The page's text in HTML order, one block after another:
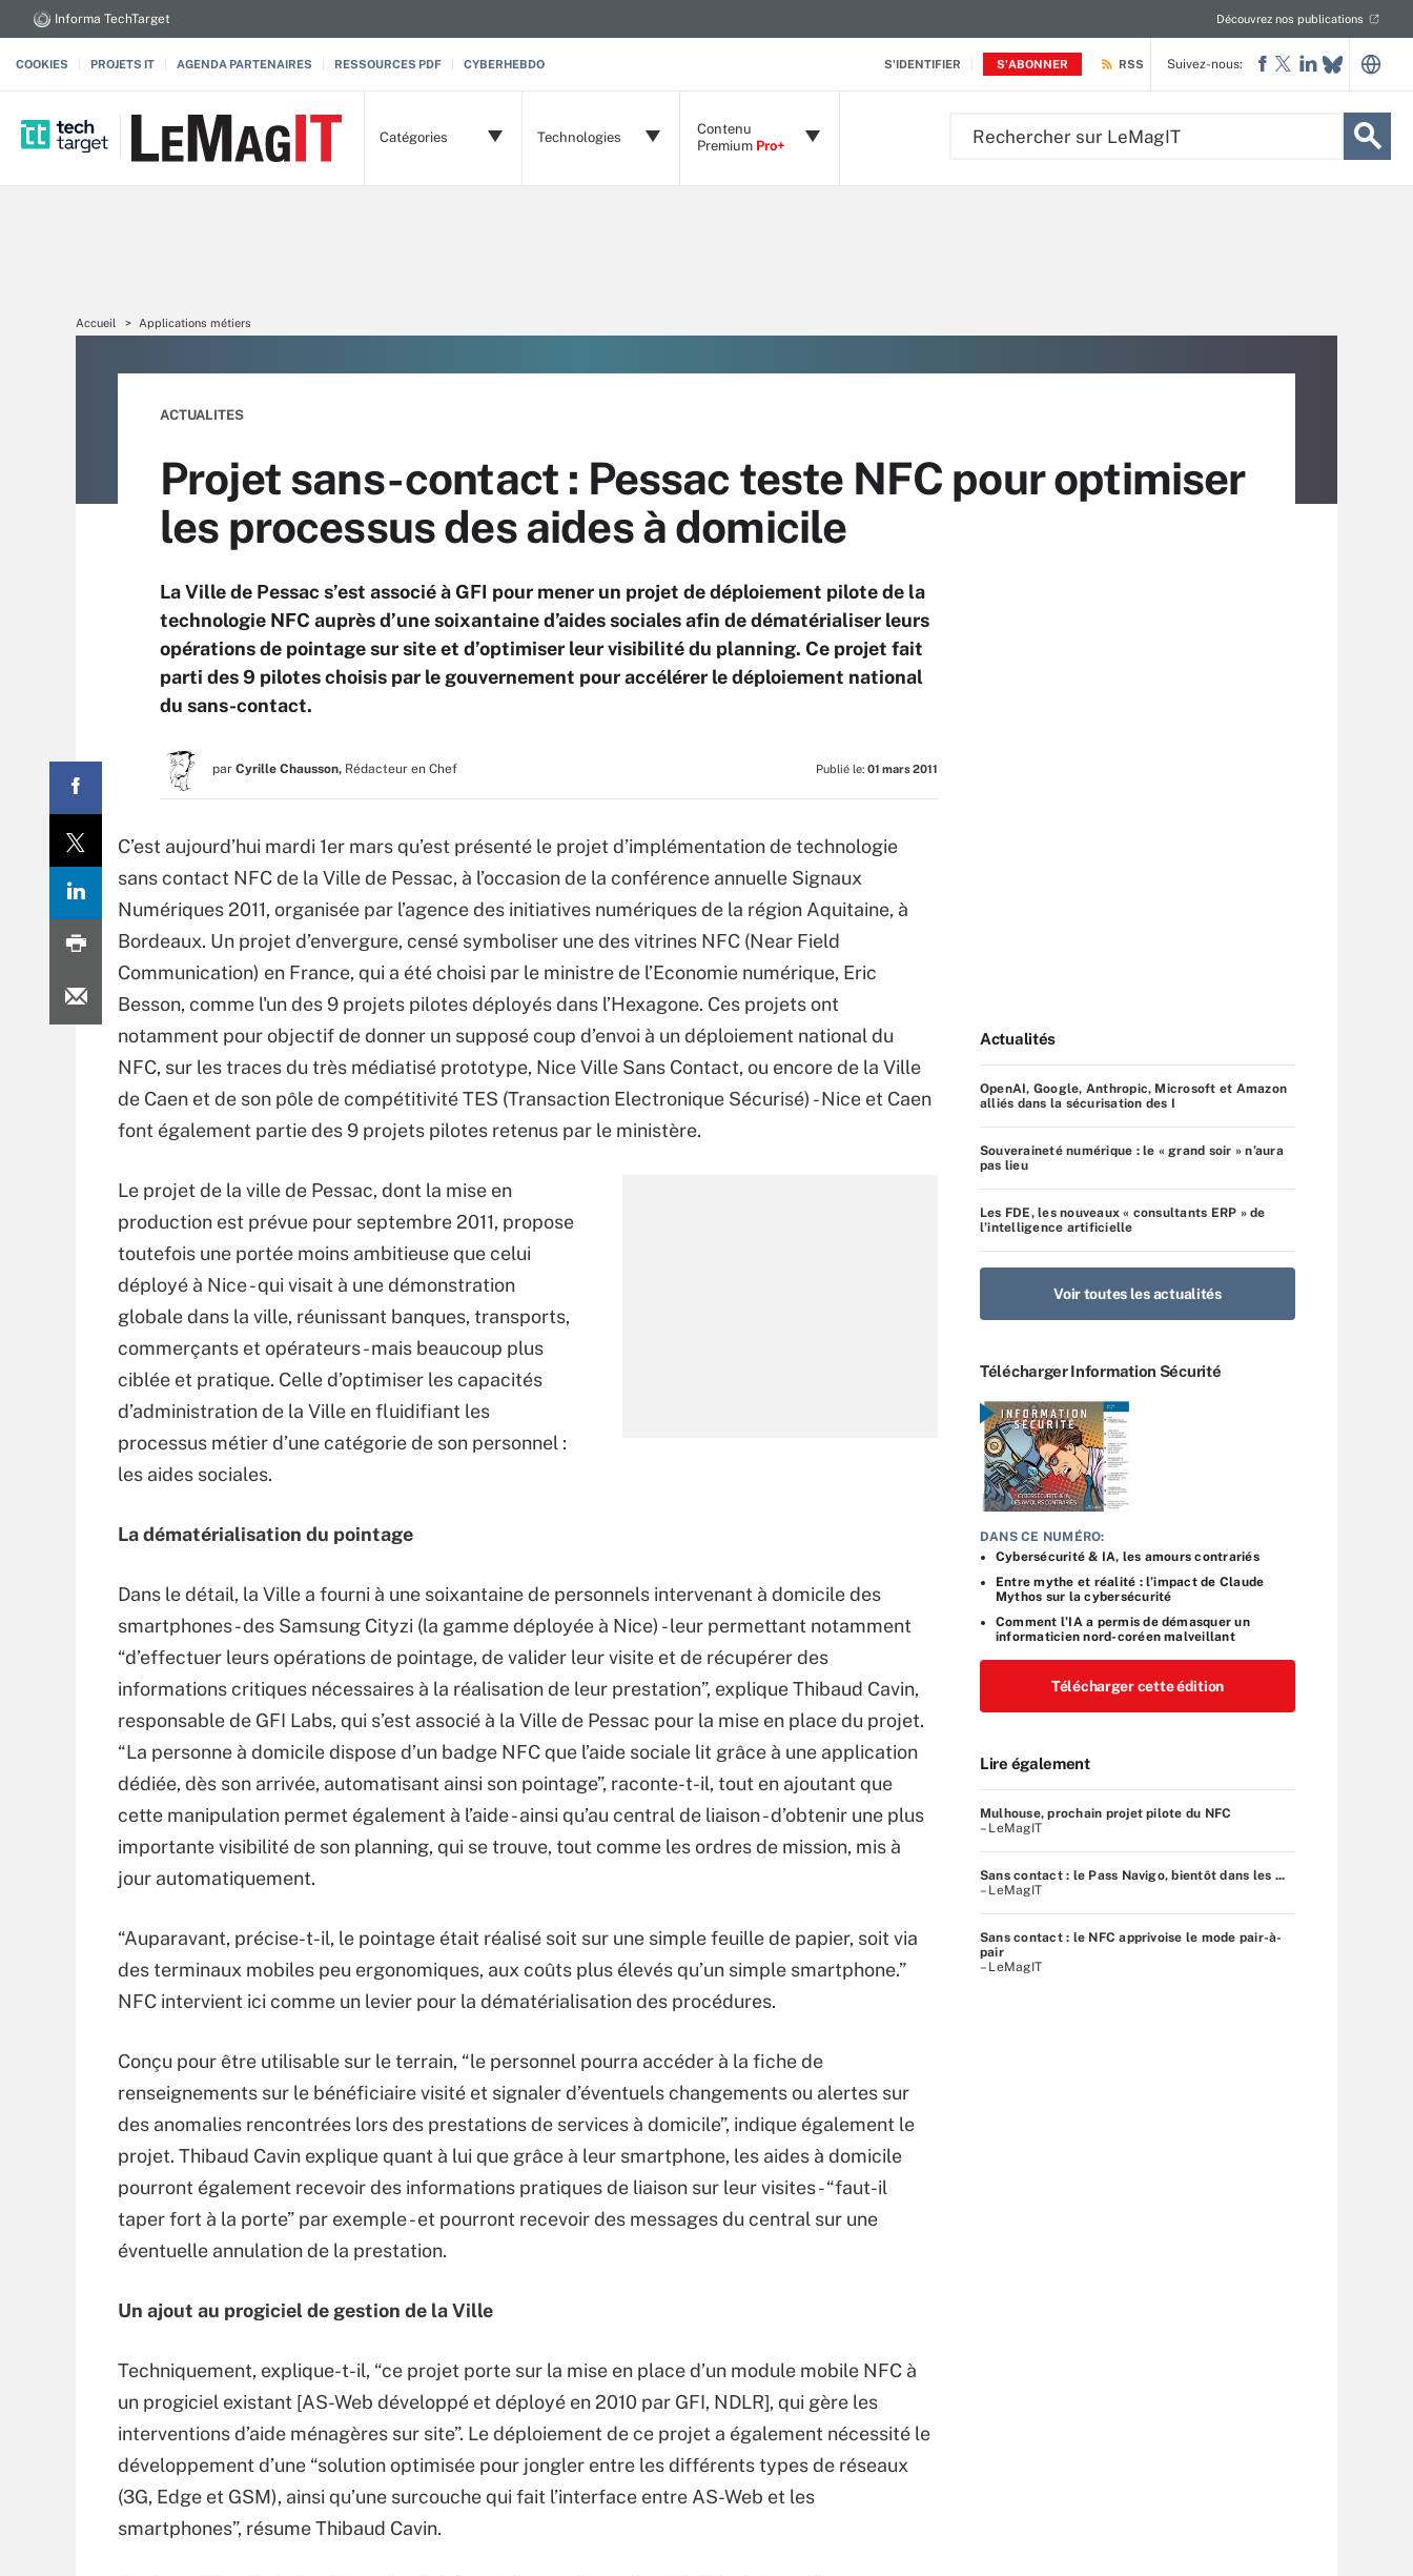
S'IDENTIFIER S'ABONNER
Informa TechTarget Découvrez nos publications
COOKIES PROJETS IT AGENDA PARTENAIRES RESSOURCES PDF CYBERHEBDO RSS
Catégories Technologies
Contenu
Premium Pro+
Suivez-nous:
Accueil Applications métiers
ACTUALITES
Projet sans-contact : Pessac teste NFC pour optimiser
les processus des aides à domicile
La Ville de Pessac s’est associé à GFI pour mener un projet de déploiement pilote de la
technologie NFC auprès d’une soixantaine d’aides sociales afin de dématérialiser leurs
opérations de pointage sur site et d’optimiser leur visibilité du planning. Ce projet fait
parti des 9 pilotes choisis par le gouvernement pour accélérer le déploiement national
du sans-contact.
par Cyrille Chausson, Rédacteur en Chef Publié le: 01 mars 2011
C’est aujourd’hui mardi 1er mars qu’est présenté le projet d’implémentation de technologie
sans contact NFC de la Ville de Pessac, à l’occasion de la conférence annuelle Signaux
Numériques 2011, organisée par l’agence des initiatives numériques de la région Aquitaine, à
Bordeaux. Un projet d’envergure, censé symboliser une des vitrines NFC (Near Field
Communication) en France, qui a été choisi par le ministre de l’Economie numérique, Eric
Besson, comme l'un des 9 projets pilotes déployés dans l’Hexagone. Ces projets ont
notamment pour objectif de donner un supposé coup d’envoi à un déploiement national du
NFC, sur les traces du très médiatisé prototype, Nice Ville Sans Contact, ou encore de la Ville
de Caen et de son pôle de compétitivité TES (Transaction Electronique Sécurisé) - Nice et Caen
font également partie des 9 projets pilotes retenus par le ministère.
Le projet de la ville de Pessac, dont la mise en
production est prévue pour septembre 2011, propose
toutefois une portée moins ambitieuse que celui
déployé à Nice - qui visait à une démonstration
globale dans la ville, réunissant banques, transports,
commerçants et opérateurs - mais beaucoup plus
ciblée et pratique. Celle d’optimiser les capacités
d’administration de la Ville en fluidifiant les
processus métier d’une catégorie de son personnel :
les aides sociales.
La dématérialisation du pointage
Dans le détail, la Ville a fourni à une soixantaine de personnels intervenant à domicile des
smartphones - des Samsung Cityzi (la gamme déployée à Nice) - leur permettant notamment
“d’effectuer leurs opérations de pointage, de valider leur visite et de récupérer des
informations critiques nécessaires à la réalisation de leur prestation”, explique Thibaud Cavin,
responsable de GFI Labs, qui s’est associé à la Ville de Pessac pour la mise en place du projet.
“La personne à domicile dispose d’un badge NFC que l’aide sociale lit grâce à une application
dédiée, dès son arrivée, automatisant ainsi son pointage”, raconte-t-il, tout en ajoutant que
cette manipulation permet également à l’aide - ainsi qu’au central de liaison - d’obtenir une plus
importante visibilité de son planning, qui se trouve, tout comme les ordres de mission, mis à
jour automatiquement.
“Auparavant, précise-t-il, le pointage était réalisé soit sur une simple feuille de papier, soit via
des terminaux mobiles peu ergonomiques, aux coûts plus élevés qu’un simple smartphone.”
NFC intervient ici comme un levier pour la dématérialisation des procédures.
Conçu pour être utilisable sur le terrain, “le personnel pourra accéder à la fiche de
renseignements sur le bénéficiaire visité et signaler d’éventuels changements ou alertes sur
des anomalies rencontrées lors des prestations de services à domicile”, indique également le
projet. Thibaud Cavin explique quant à lui que grâce à leur smartphone, les aides à domicile
pourront également recevoir des informations pratiques de liaison sur leur visites - “faut-il
taper fort à la porte” par exemple - et pourront recevoir des messages du central sur une
éventuelle annulation de la prestation.
Un ajout au progiciel de gestion de la Ville
Techniquement, explique-t-il, “ce projet porte sur la mise en place d’un module mobile NFC à
un progiciel existant [AS-Web développé et déployé en 2010 par GFI, NDLR], qui gère les
interventions d’aide ménagères sur site”. Le déploiement de ce projet a également nécessité le
développement d’une “solution optimisée pour jongler entre les différents types de réseaux
(3G, Edge et GSM), ainsi qu’une surcouche qui fait l’interface entre AS-Web et les
smartphones”, résume Thibaud Cavin.
Actualités
OpenAI, Google, Anthropic, Microsoft et Amazon
alliés dans la sécurisation des I
Souveraineté numérique : le « grand soir » n’aura
pas lieu
Les FDE, les nouveaux « consultants ERP » de
l’intelligence artificielle
Voir toutes les actualités
Télécharger Information Sécurité
DANS CE NUMÉRO:
Cybersécurité & IA, les amours contrariés
Entre mythe et réalité : l’impact de Claude
Mythos sur la cybersécurité
Comment l’IA a permis de démasquer un
informaticien nord-coréen malveillant
Télécharger cette édition
Lire également
Mulhouse, prochain projet pilote du NFC
– LeMagIT
Sans contact : le Pass Navigo, bientôt dans les ...
– LeMagIT
Sans contact : le NFC apprivoise le mode pair-à-
pair
– LeMagIT